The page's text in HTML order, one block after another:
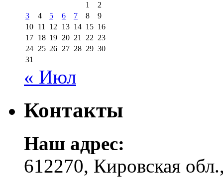
1
2
3
4 5 6 7 8
9
10 11 12 13 14 15 16
17 18 19 20 21 22 23
24 25 26 27 28 29 30
31
« Июл
Контакты
Наш адрес:
612270, Кировская